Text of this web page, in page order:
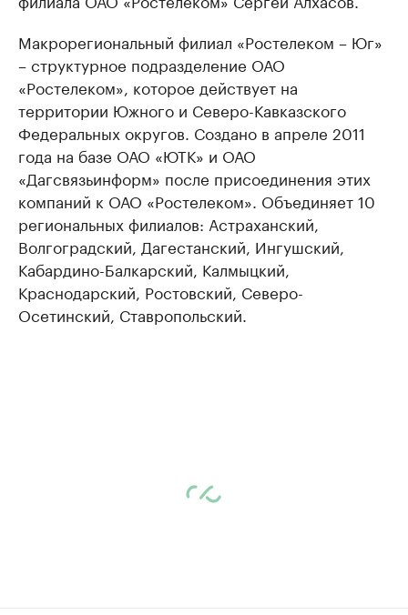
Макрорегиональный филиал «Ростелеком – Юг»
– структурное подразделение ОАО
«Ростелеком», которое действует на
территории Южного и Северо-Кавказского
Федеральных округов. Создано в апреле 2011
года на базе ОАО «ЮТК» и ОАО
«Дагсвязьинформ» после присоединения этих
компаний к ОАО «Ростелеком». Объединяет 10
региональных филиалов: Астраханский,
Волгоградский, Дагестанский, Ингушский,
Кабардино-Балкарский, Калмыцкий,
Краснодарский, Ростовский, Северо-
Осетинский, Ставропольский.